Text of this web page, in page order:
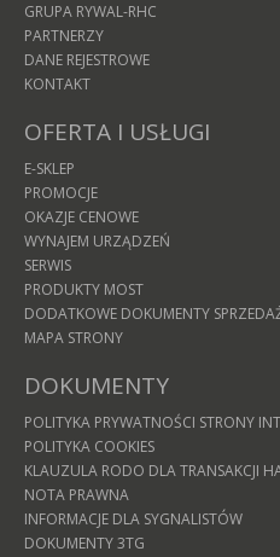
GRUPA RYWAL-RHC
PARTNERZY
DANE REJESTROWE
KONTAKT
OFERTA I USŁUGI
E-SKLEP
PROMOCJE
OKAZJE CENOWE
WYNAJEM URZĄDZEŃ
SERWIS
PRODUKTY MOST
DODATKOWE DOKUMENTY
MAPA STRONY
DOKUMENTY
POLITYKA PRYWATNOŚCI STRONY
POLITYKA COOKIES
KLAUZULA RODO DLA TRANSAKCJI
NOTA PRAWNA
INFORMACJE DLA SYGNALISTÓW
DOKUMENTY 3TG